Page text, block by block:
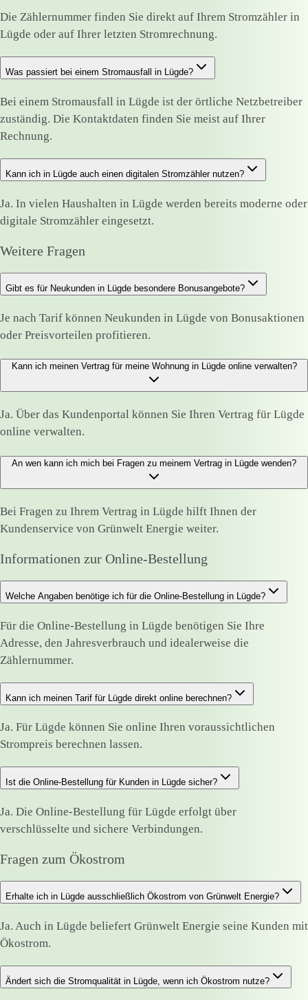
Die Zählernummer finden Sie direkt auf Ihrem Stromzähler in
Lügde oder auf Ihrer letzten Stromrechnung.
Was passiert bei einem Stromausfall in Lügde?
Bei einem Stromausfall in Lügde ist der örtliche Netzbetreiber
zuständig. Die Kontaktdaten finden Sie meist auf Ihrer
Rechnung.
Kann ich in Lügde auch einen digitalen Stromzähler nutzen?
Ja. In vielen Haushalten in Lügde werden bereits moderne oder
digitale Stromzähler eingesetzt.
Weitere Fragen
Gibt es für Neukunden in Lügde besondere Bonusangebote?
Je nach Tarif können Neukunden in Lügde von Bonusaktionen
oder Preisvorteilen profitieren.
Kann ich meinen Vertrag für meine Wohnung in Lügde online verwalten?
Ja. Über das Kundenportal können Sie Ihren Vertrag für Lügde
online verwalten.
An wen kann ich mich bei Fragen zu meinem Vertrag in Lügde wenden?
Bei Fragen zu Ihrem Vertrag in Lügde hilft Ihnen der
Kundenservice von Grünwelt Energie weiter.
Informationen zur Online-Bestellung
Welche Angaben benötige ich für die Online-Bestellung in Lügde?
Für die Online-Bestellung in Lügde benötigen Sie Ihre
Adresse, den Jahresverbrauch und idealerweise die
Zählernummer.
Kann ich meinen Tarif für Lügde direkt online berechnen?
Ja. Für Lügde können Sie online Ihren voraussichtlichen
Strompreis berechnen lassen.
Ist die Online-Bestellung für Kunden in Lügde sicher?
Ja. Die Online-Bestellung für Lügde erfolgt über
verschlüsselte und sichere Verbindungen.
Fragen zum Ökostrom
Erhalte ich in Lügde ausschließlich Ökostrom von Grünwelt Energie?
Ja. Auch in Lügde beliefert Grünwelt Energie seine Kunden mit
Ökostrom.
Ändert sich die Stromqualität in Lügde, wenn ich Ökostrom nutze?